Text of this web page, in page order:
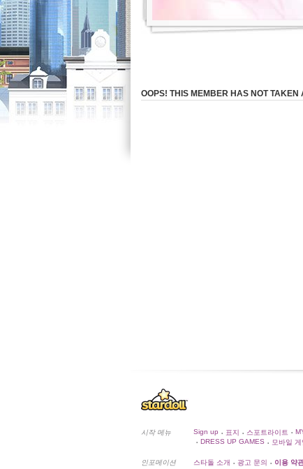
OOPS! THIS MEMBER HAS NOT
시작 메뉴 Sign up • 표지 • 스포트라이트 •
• DRESS UP GAMES • 모바일 게
인포메이션 스타돌 소개 • 광고 문의 • 이용 약